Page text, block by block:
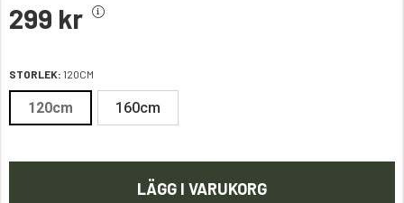
299 kr
STORLEK: 120CM
120cm 160cm
LÄGG I VARUKORG